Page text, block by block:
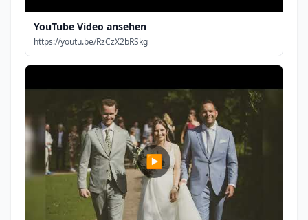
YouTube Video ansehen
https://youtu.be/RzCzX2bRSkg
▶